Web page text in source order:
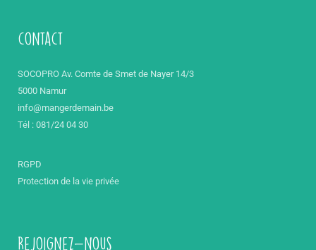
contact
SOCOPRO Av. Comte de Smet de Nayer 14/3
5000 Namur
info@mangerdemain.be
Tél : 081/24 04 30
RGPD
Protection de la vie privée
Rejoignez-nous